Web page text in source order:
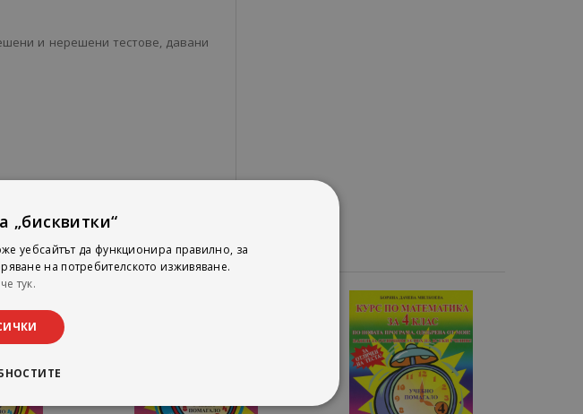
и нерешени тестове, давани
„бисквитки“
уебсайтът да функционира правилно, за
на потребителското изживяване.
тук.